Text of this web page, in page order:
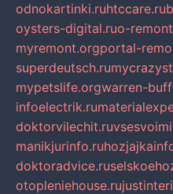
odnokartinki.ruhtccare.ru
oysters-digital.ruo-
myremont.orgportal-
superdeutsch.ru
mypetslife.orgwarren-
infoelectrik.ru
doktorvilechit.ru
manikjurinfo.ru
doktoradvice.ru
otopleniehouse.ru